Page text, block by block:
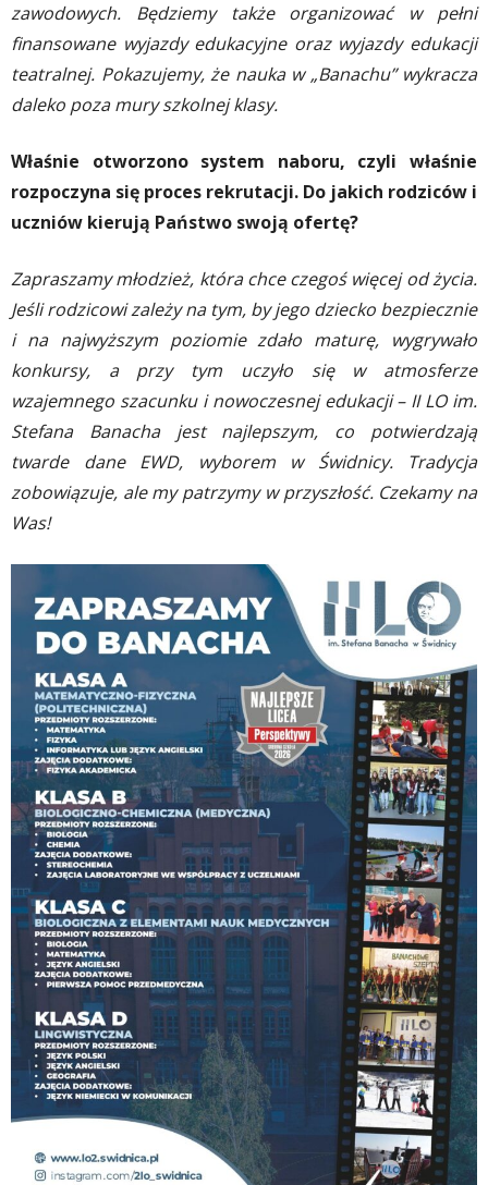
zawodowych. Będziemy także organizować w pełni
finansowane wyjazdy edukacyjne oraz wyjazdy edukacji
teatralnej. Pokazujemy, że nauka w „Banachu” wykracza
daleko poza mury szkolnej klasy.
Właśnie otworzono system naboru, czyli właśnie
rozpoczyna się proces rekrutacji. Do jakich rodziców i
uczniów kierują Państwo swoją ofertę?
Zapraszamy młodzież, która chce czegoś więcej od życia.
Jeśli rodzicowi zależy na tym, by jego dziecko bezpiecznie
i na najwyższym poziomie zdało maturę, wygrywało
konkursy, a przy tym uczyło się w atmosferze
wzajemnego szacunku i nowoczesnej edukacji – II LO im.
Stefana Banacha jest najlepszym, co potwierdzają
twarde dane EWD, wyborem w Świdnicy. Tradycja
zobowiązuje, ale my patrzymy w przyszłość. Czekamy na
Was!